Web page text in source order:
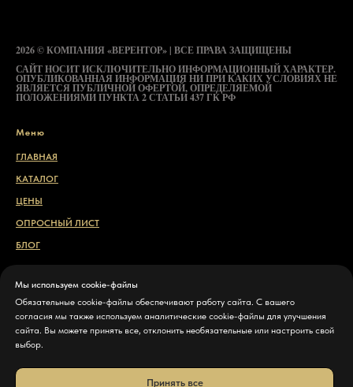
Мы используем cookie-файлы
Обязательные cookie-файлы обеспечивают работу сайта. С вашего
согласия мы также используем аналитические cookie-файлы для улучшения
сайта. Вы можете принять все, отклонить необязательные или настроить свой
выбор.
Принять все
2026 © КОМПАНИЯ «ВЕРЕНТОР» | ВСЕ ПРАВА ЗАЩИЩЕНЫ
САЙТ НОСИТ ИСКЛЮЧИТЕЛЬНО ИНФОРМАЦИОННЫЙ ХАРАКТЕР.
ОПУБЛИКОВАННАЯ ИНФОРМАЦИЯ НИ ПРИ КАКИХ УСЛОВИЯХ НЕ
ЯВЛЯЕТСЯ ПУБЛИЧНОЙ ОФЕРТОЙ, ОПРЕДЕЛЯЕМОЙ
ПОЛОЖЕНИЯМИ ПУНКТА 2 СТАТЬИ 437 ГК РФ
Меню
ГЛАВНАЯ
КАТАЛОГ
ЦЕНЫ
ОПРОСНЫЙ ЛИСТ
БЛОГ
Свяжитесь с нами
КОНТАКТЫ
ДОСТАВКА И ОПЛАТА
ПОЛИТИКА КОНФИДЕНЦИАЛЬНОСТИ
НАСТРОЙКИ COOKIE